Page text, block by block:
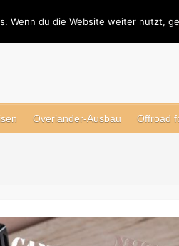
Overlander-Ausbau Offroad
Wenn du die Website weiter nutzt,